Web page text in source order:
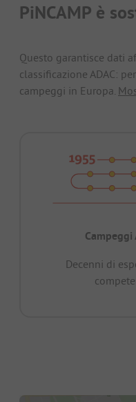
PiNCAMP è
Questo garantisce dati
classificazione ADAC:
campeggi in Europa.
Campeggi
Decenni di